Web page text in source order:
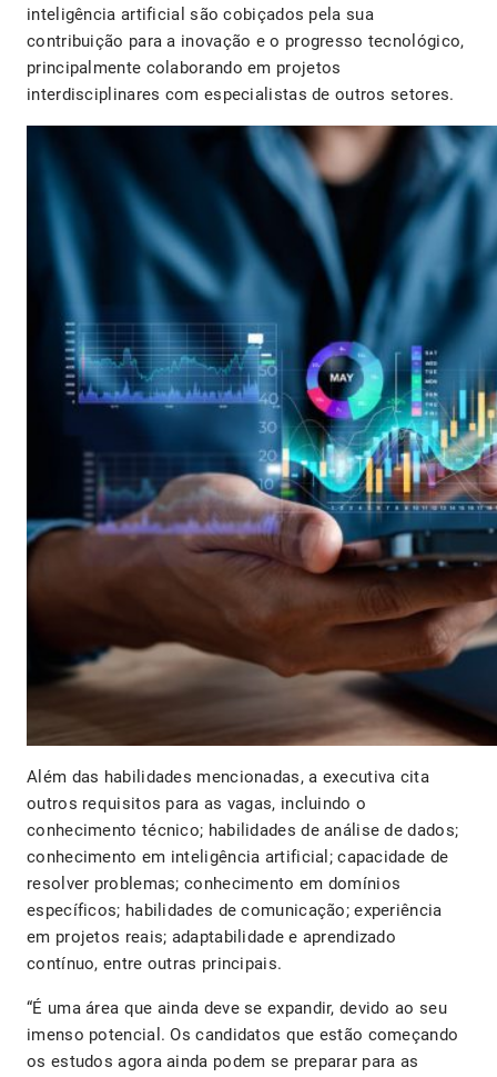
inteligência artificial são cobiçados pela sua
contribuição para a inovação e o progresso tecnológico,
principalmente colaborando em projetos
interdisciplinares com especialistas de outros setores.
Além das habilidades mencionadas, a executiva cita
outros requisitos para as vagas, incluindo o
conhecimento técnico; habilidades de análise de dados;
conhecimento em inteligência artificial; capacidade de
resolver problemas; conhecimento em domínios
específicos; habilidades de comunicação; experiência
em projetos reais; adaptabilidade e aprendizado
contínuo, entre outras principais.
“É uma área que ainda deve se expandir, devido ao seu
imenso potencial. Os candidatos que estão começando
os estudos agora ainda podem se preparar para as